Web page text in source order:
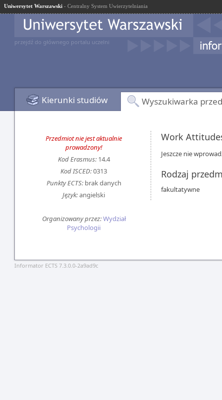
Uniwersytet Warszawski - Centralny System Uwierzytelniania
przejdź do głównego portalu uczelni
Kierunki studiów Wyszukiwarka
Przedmiot nie jest aktualnie
prowadzony!
Kod Erasmus:14.4
Kod ISCED:0313
Punkty ECTS:brak danych
Język:angielski
Organizowany przez:Wydział
Psychologii
Work
Jeszcze nie
Rodzaj
fakultatywne
Informator ECTS 7.3.0.0-2a9ad9c